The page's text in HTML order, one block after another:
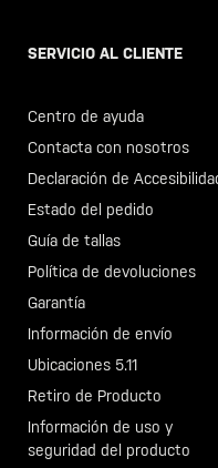
SERVICIO AL CLIENTE
Centro de ayuda
Contacta con nosotros
Declaración de
Estado del pedido
Guía de tallas
Política de devoluciones
Garantía
Información de envío
Ubicaciones 5.11
Retiro de Producto
Información de uso y
seguridad del producto